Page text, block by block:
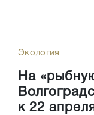
Экология
На
к 22 апреля